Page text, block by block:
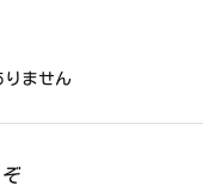
りません